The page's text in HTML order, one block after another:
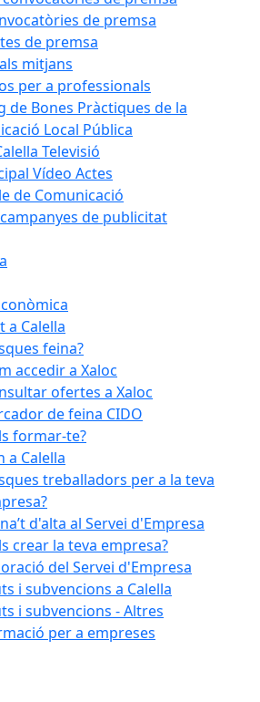
de premsa
de premsa
mitjans
per a professionals
de Bones Pràctiques de la
Local Pública
Televisió
Vídeo Actes
de Comunicació
de publicitat
a Calella
feina?
accedir a Xaloc
ofertes a Xaloc
de feina CIDO
formar-te?
a Calella
treballadors per a la teva
d'alta al Servei d'Empresa
crear la teva empresa?
del Servei d'Empresa
i subvencions a Calella
i subvencions - Altres
per a empreses